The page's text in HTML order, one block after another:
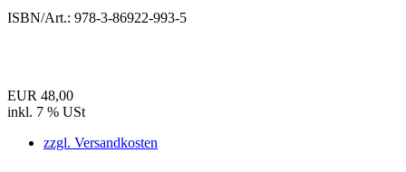
ISBN/Art.: 978-3-86922-993-5
EUR 48,00
inkl. 7 % USt
zzgl. Versandkosten